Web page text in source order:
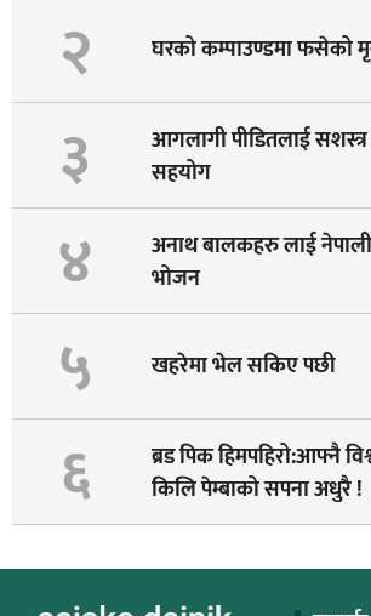
२ घरको कम्पाउण्डमा फसेको
३
आगलागी पीडितलाई सशस्त्र
सहयोग
४
अनाथ बालकहरु लाई
भोजन
५ खहरेमा भेल सकिए पछी
६
ब्रड पिक हिमपहिरो:आफ्नै
किलि पेम्बाको सपना अधुरै !